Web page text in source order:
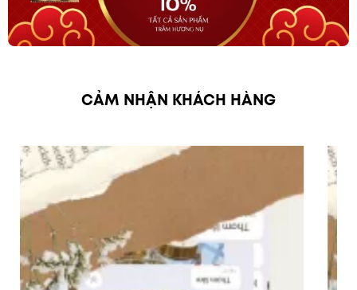
CẢM NHẬN KHÁCH HÀNG